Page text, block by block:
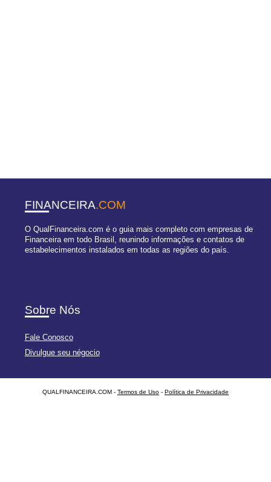
FINANCEIRA.COM
O QualFinanceira.com é o guia mais completo com empresas de
Financeira em todo Brasil, reunindo informações e contatos de
estabelecimentos instalados em todas as regiões do país.
Sobre Nós
Fale Conosco
Divulgue seu négocio
QUALFINANCEIRA.COM - Termos de Uso - Política de Privacidade